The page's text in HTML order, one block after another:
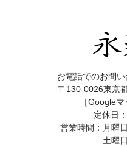
お電話でのお問い
〒130-0026東京
［Google
定休日
営業時間：月曜
土